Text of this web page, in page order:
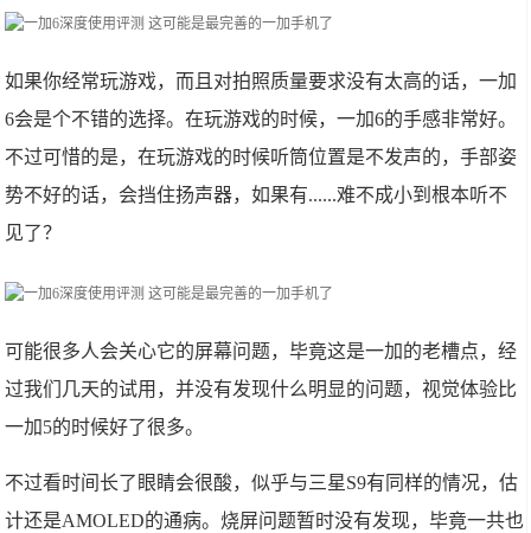
如果你经常玩游戏，而且对拍照质量要求没有太高的话，一加
6会是个不错的选择。在玩游戏的时候，一加6的手感非常好。
不过可惜的是，在玩游戏的时候听筒位置是不发声的，手部姿
势不好的话，会挡住扬声器，如果有......难不成小到根本听不
见了？
可能很多人会关心它的屏幕问题，毕竟这是一加的老槽点，经
过我们几天的试用，并没有发现什么明显的问题，视觉体验比
一加5的时候好了很多。
不过看时间长了眼睛会很酸，似乎与三星S9有同样的情况，估
计还是AMOLED的通病。烧屏问题暂时没有发现，毕竟一共也